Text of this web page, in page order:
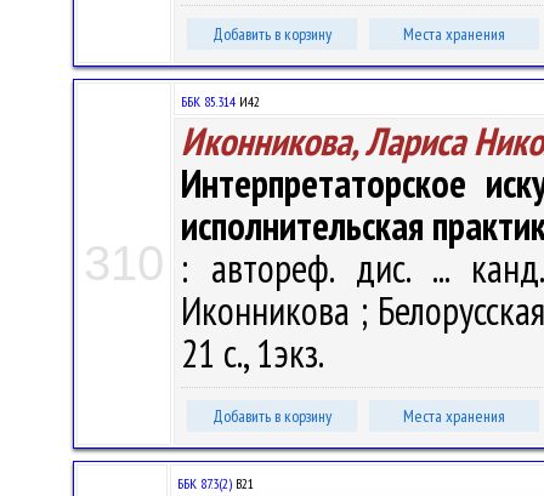
Добавить в корзину Места хранения
310
ББК 85.314 И42
Иконникова, Лариса
Интерпретаторское
исполнительская
: автореф. дис. ...
Иконникова ;
21 с., 1экз.
Добавить в корзину Места хранения
ББК 87.3(2) В21